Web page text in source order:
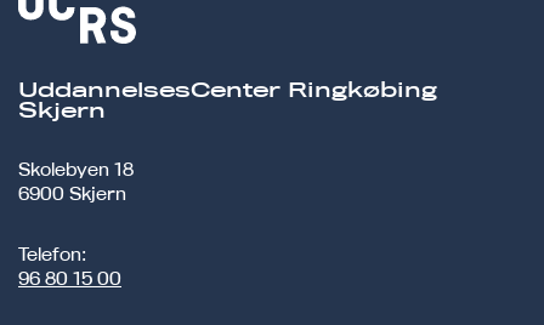
UddannelsesCenter Ringkøbing
Skjern
Skolebyen 18
6900 Skjern
Telefon:
96 80 15 00